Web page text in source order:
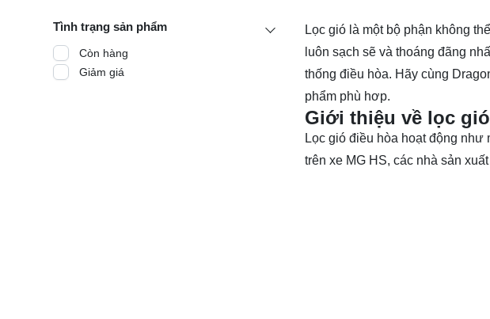
Tình trạng sản phẩm
Còn hàng
Giảm giá
Lọc gió là một bộ phận không
luôn sạch sẽ và thoáng đãng
thống điều hòa. Hãy cùng
phẩm phù hơp.
Giới thiệu về lọc
Lọc gió điều hòa hoạt động như
trên xe MG HS, các nhà sản